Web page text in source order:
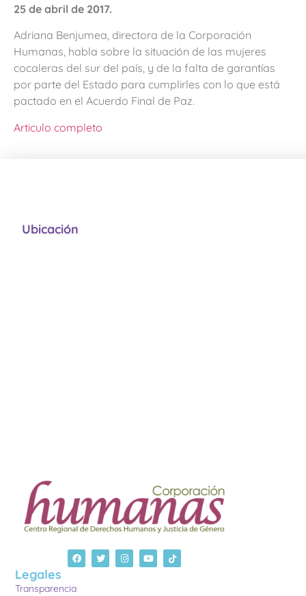
25 de abril de 2017.
Adriana Benjumea, directora de la Corporación
Humanas, habla sobre la situación de las mujeres
cocaleras del sur del país, y de la falta de garantías
por parte del Estado para cumplirles con lo que está
pactado en el Acuerdo Final de Paz.
Articulo completo
Legales
Transparencia
Ubicación